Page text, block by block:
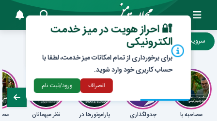
سرویس ها پربازدید ها
مصاحبه با
جدولگذاری
پاراموتورها در
نظر میهمانان
لطفاً مرورگر خود را به آخرین نسخه Chrome 140
به‌روز کنید.
نه، فعلا! بله
🔐 احراز هویت در میز خدمت
الکترونیکی
برای برخورداری از تمام امکانات میز خدمت، لطفا با
حساب کاربری خود وارد شوید.
انصراف ورود/ثبت نام